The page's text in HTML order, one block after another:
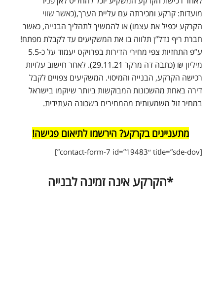
מועדות: קרקע ומכירתה עם עליית הערך,(כאשר שווי
הקרקע יכפיל את עצמו) או להמשיך לתהליך הבנייה, כאשר
חברת ריף נדל”ן תלווה בו את המשקיעים עד לקבלת מפתח!
ע”פ התחזיות צפי מחירי הדירות בפרויקט יעמוד על כ-5.5
מיליון ₪ (כתבה דה מרקר 29.11.21). לאחר חישוב עלויות
רכישה הקרקע, הבנייה והמיסוי. המשקיעים צפויים לקבל
דירה באחת מהשכונות המבוקשות ביותר שיוקמו בישראל
במחיר זול משמעותית מהמחירים בשכונה העתידית.
מתעניינים בקרקע? הירשמו לתיאום פגישה!
[contact-form-7 id=”19483″ title=”sde-dov”]
*הקרקע אינה זמינה לבנייה